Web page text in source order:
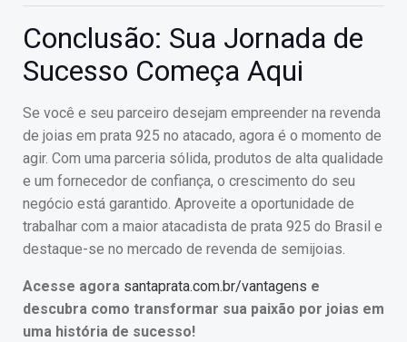
Conclusão: Sua Jornada de
Sucesso Começa Aqui
Se você e seu parceiro desejam empreender na revenda
de joias em prata 925 no atacado, agora é o momento de
agir. Com uma parceria sólida, produtos de alta qualidade
e um fornecedor de confiança, o crescimento do seu
negócio está garantido. Aproveite a oportunidade de
trabalhar com a maior atacadista de prata 925 do Brasil e
destaque-se no mercado de revenda de semijoias.
Acesse agora santaprata.com.br/vantagens e
descubra como transformar sua paixão por joias em
uma história de sucesso!